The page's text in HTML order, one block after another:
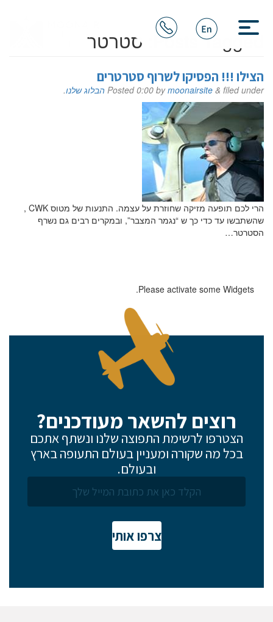
Posts Tagged: סטרטר
הצילו !!! הפסיקו לשרוף סטרטרים
Posted0:00 bymoonairsite & filed under הבלוג שלנו.
הרי לכם תופעה מזיקה שחוזרת על עצמה. התנעות של מטוס CWK ,
שהשתבשו עד כדי כך ש “נגמר המצבר”, ובמקרים רבים גם נשרף
הסטרטר…
Please activate some Widgets.
רוצים להשאר מעודכנים?
הצטרפו לרשימת התפוצה שלנו ונשתף אתכם
בכל מה שקורה ומעניין בעולם התעופה בארץ
ובעולם.
צרפו אותי
סימן שאתם מעוניינים